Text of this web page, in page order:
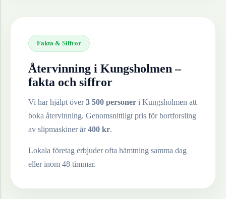
Fakta & Siffror
Återvinning i Kungsholmen –
fakta och siffror
Vi har hjälpt över3 500 personer i Kungsholmen att
boka återvinning. Genomsnittligt pris för bortforsling
av slipmaskinerär400 kr.
Lokala företag erbjuder ofta hämtning samma dag
eller inom 48 timmar.